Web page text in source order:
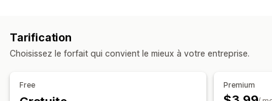
Tarification
Choisissez le forfait qui convient le mieux à votre entreprise.
Free Premium